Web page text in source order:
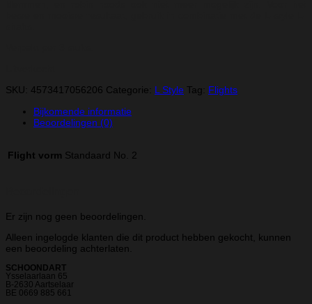
SKU: 4573417056206 Categorie: L Style Tag: Flights
Bijkomende informatie
Beoordelingen (0)
Flight vorm Standaard No. 2
Er zijn nog geen beoordelingen.
Alleen ingelogde klanten die dit product hebben gekocht, kunnen
een beoordeling achterlaten.
SCHOONDART
Ysselaarlaan 65
B-2630 Aartselaar
BE 0669 885 661